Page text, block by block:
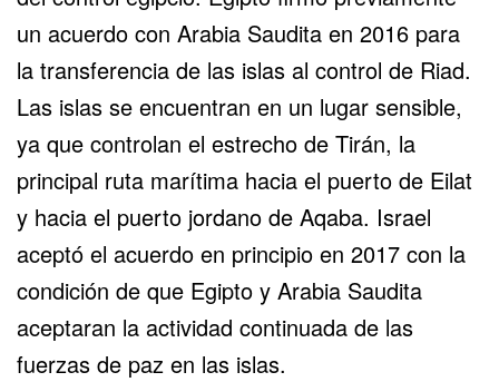
un acuerdo con Arabia Saudita en 2016 para
la transferencia de las islas al control de Riad.
Las islas se encuentran en un lugar sensible,
ya que controlan el estrecho de Tirán, la
principal ruta marítima hacia el puerto de Eilat
y hacia el puerto jordano de Aqaba. Israel
aceptó el acuerdo en principio en 2017 con la
condición de que Egipto y Arabia Saudita
aceptaran la actividad continuada de las
fuerzas de paz en las islas.